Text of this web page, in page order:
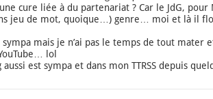
cure liée à du par­te­na­riat ? Car le JdG, pour
jeu de mot, quoique…) genre… moi et là il
sym­pa mais je n’ai pas le temps de tout mater
lol
est sym­pa et dans mon TTRSS depuis